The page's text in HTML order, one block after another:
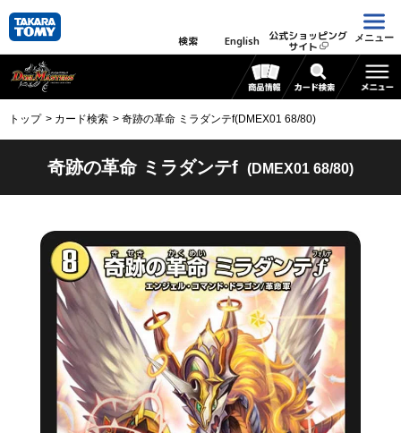
検索 English 公式ショッピング
サイト
メニュー
トップ カード検索 奇跡の革命 ミラダンテf(DMEX01 68/80)
奇跡の革命 ミラダンテf (DMEX01 68/80)